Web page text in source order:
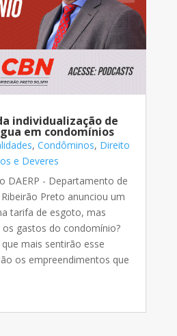
individualização de
em condomínios
, Condôminos, Direito
e Deveres
DAERP - Departamento de
Preto anunciou um
tarifa de esgoto, mas
gastos do condomínio?⠀
mais sentirão esse
os empreendimentos que